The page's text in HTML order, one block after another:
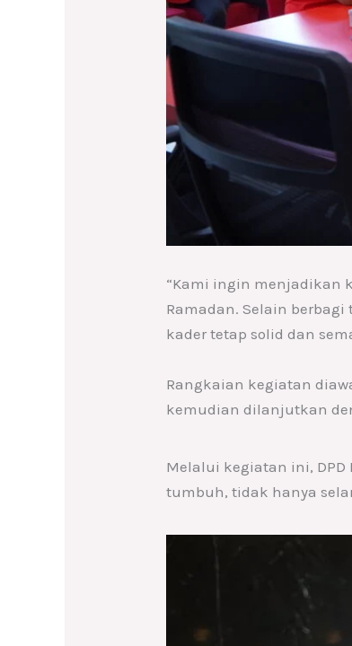
“Kami ingin menjadikan
Ramadan. Selain
kader tetap solid dan
Rangkaian kegiatan
kemudian dilanjutkan
Melalui kegiatan ini,
tumbuh, tidak hanya